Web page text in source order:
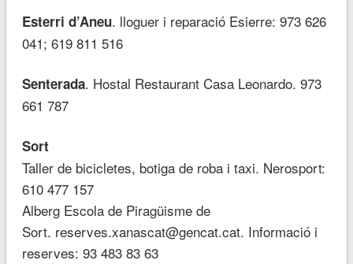
Esterri d’Aneu. lloguer i reparació Esierre: 973 626
041; 619 811 516
Senterada. Hostal Restaurant Casa Leonardo. 973
661 787
Sort
Taller de bicicletes, botiga de roba i taxi. Nerosport:
610 477 157
Alberg Escola de Piragüisme de
Sort. reserves.xanascat@gencat.cat. Informació i
reserves: 93 483 83 63